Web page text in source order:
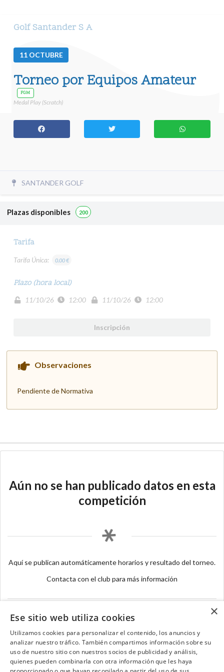
Golf Santander S A
11 OCTUBRE
Torneo por Equipos Amateur
FGM
Medal Play (Scratch)
SANTANDER GOLF
Plazas disponibles 200
Tarifa
Tarifa Única: 0.00 €
Plazo (hora local)
11/10/26 12:00 11/10/26 12:00
Inscripción
Observaciones
Pendiente de Normativa
Aún no se han publicado datos en esta
competición
Aquí se publican automáticamente horarios y resultado del torneo.
Contacta con el club para más información
Contacta con el equipo de NextCaddy
Opina Contacta
×
Ese sitio web utiliza cookies
Utilizamos cookies para personalizar el contenido, los anuncios y
analizar nuestro tráfico. También compartimos información sobre su
uso de nuestro sitio con nuestros socios de publicidad y análisis,
quienes pueden combinarla con otra información que les haya